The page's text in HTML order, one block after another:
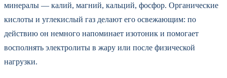
минералы — калий, магний, кальций, фосфор. Органические
кислоты и углекислый газ делают его освежающим: по
действию он немного напоминает изотоник и помогает
восполнять электролиты в жару или после физической
нагрузки.